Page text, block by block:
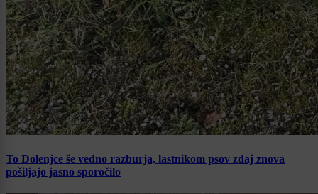
To Dolenjce še vedno razburja, lastnikom psov zdaj znova
pošiljajo jasno sporočilo